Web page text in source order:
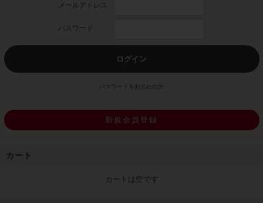
メールアドレス
パスワード
ログイン
パスワードをお忘れの方
新規会員登録
カート
カートは空です